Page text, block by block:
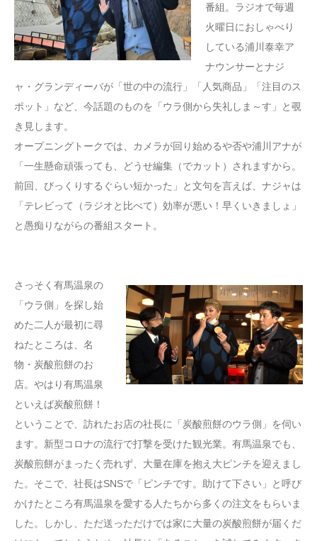
番組。ラジオで毎週
火曜日におしゃべり
している浦川泰幸ア
ナウンサーとナジ
ャ・グランディーバが「世の中の流行」「人気商品」「注目のス
ポット」など、今話題のものを「ウラ側から失礼しま～す」と覗
き見します。
オープニングトークでは、カメラが回り始めるや否や浦川アナが
「一生懸命頑張っても、どうせ編集（でカット）されますから。
前回、びっくりするぐらい短かった」と文句を言えば、ナジャは
「テレビって（ラジオと比べて）効率が悪い！早くいきましょ」
と愚痴りながらの番組スタート。
さっそく有馬温泉の
「ウラ側」を探し始
めた二人が最初に尋
ねたところは、名
物・炭酸煎餅のお
店。やはり有馬温泉
といえば炭酸煎餅！
ということで、訪れたお店の社長に「炭酸煎餅のウラ側」を伺い
ます。新型コロナの流行で打撃を受けた観光業。有馬温泉でも、
炭酸煎餅がまったく売れず、大量在庫を抱え大ピンチを迎えまし
た。そこで、社長はSNSで「ピンチです。助けて下さい」と呼び
かけたところ有馬温泉を愛する人たちから多くの注文をもらいま
した。しかし、ただ送っただけでは家に大量の炭酸煎餅が届くだ